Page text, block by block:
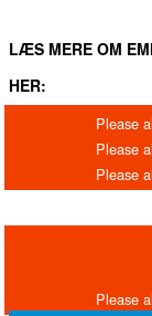
LÆS MERE OM
HER: